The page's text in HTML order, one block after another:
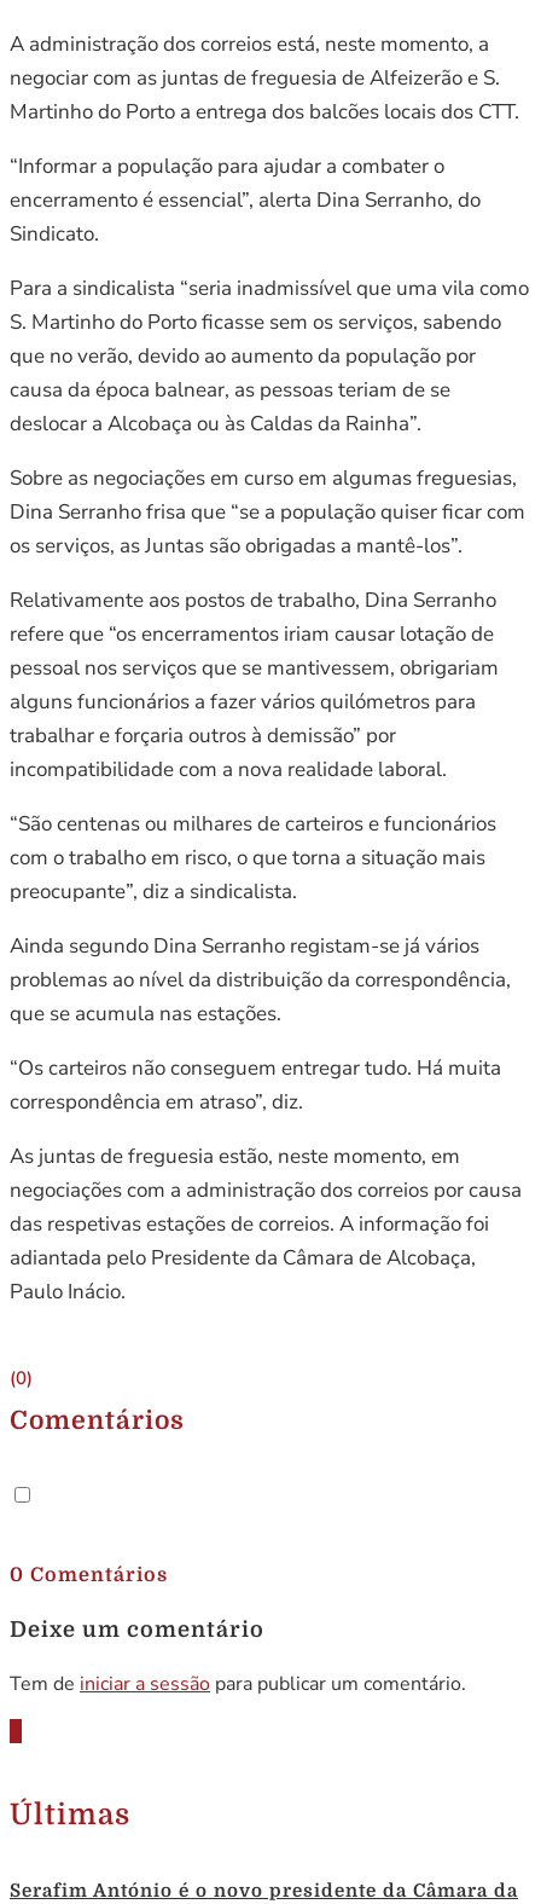
A administração dos correios está, neste momento, a
negociar com as juntas de freguesia de Alfeizerão e S.
Martinho do Porto a entrega dos balcões locais dos CTT.
“Informar a população para ajudar a combater o
encerramento é essencial”, alerta Dina Serranho, do
Sindicato.
Para a sindicalista “seria inadmissível que uma vila como
S. Martinho do Porto ficasse sem os serviços, sabendo
que no verão, devido ao aumento da população por
causa da época balnear, as pessoas teriam de se
deslocar a Alcobaça ou às Caldas da Rainha”.
Sobre as negociações em curso em algumas freguesias,
Dina Serranho frisa que “se a população quiser ficar com
os serviços, as Juntas são obrigadas a mantê-los”.
Relativamente aos postos de trabalho, Dina Serranho
refere que “os encerramentos iriam causar lotação de
pessoal nos serviços que se mantivessem, obrigariam
alguns funcionários a fazer vários quilómetros para
trabalhar e forçaria outros à demissão” por
incompatibilidade com a nova realidade laboral.
“São centenas ou milhares de carteiros e funcionários
com o trabalho em risco, o que torna a situação mais
preocupante”, diz a sindicalista.
Ainda segundo Dina Serranho registam-se já vários
problemas ao nível da distribuição da correspondência,
que se acumula nas estações.
“Os carteiros não conseguem entregar tudo. Há muita
correspondência em atraso”, diz.
As juntas de freguesia estão, neste momento, em
negociações com a administração dos correios por causa
das respetivas estações de correios. A informação foi
adiantada pelo Presidente da Câmara de Alcobaça,
Paulo Inácio.
(0)
Comentários
0 Comentários
Deixe um comentário
Tem de iniciar a sessão para publicar um comentário.
Últimas
Serafim António é o novo presidente da Câmara da